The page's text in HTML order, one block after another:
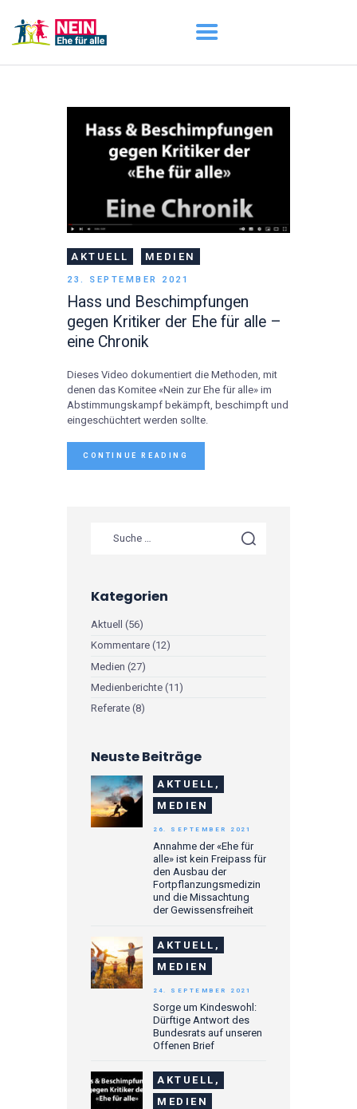
START
AKTUELL
DARUM GEHT ES
ÜBER UNS
DOWNLOADS
AKTUELL MEDIEN
23. SEPTEMBER 2021
Hass und Beschimpfungen
gegen Kritiker der Ehe für alle –
eine Chronik
Dieses Video dokumentiert die Methoden, mit
denen das Komitee «Nein zur Ehe für alle» im
Abstimmungskampf bekämpft, beschimpft und
eingeschüchtert werden sollte.
CONTINUE READING
Kategorien
Aktuell (56)
Kommentare (12)
Medien (27)
Medienberichte (11)
Referate (8)
Neuste Beiträge
AKTUELL,
MEDIEN
Annahme der «Ehe für
alle» ist kein Freipass für
den Ausbau der
Fortpflanzungsmedizin
und die Missachtung
der Gewissensfreiheit
26. SEPTEMBER 2021
AKTUELL,
MEDIEN
Sorge um Kindeswohl:
Dürftige Antwort des
Bundesrats auf unseren
Offenen Brief
24. SEPTEMBER 2021
AKTUELL,
MEDIEN